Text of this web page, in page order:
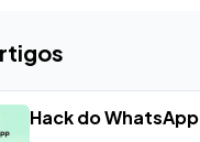
Hack do WhatsApp